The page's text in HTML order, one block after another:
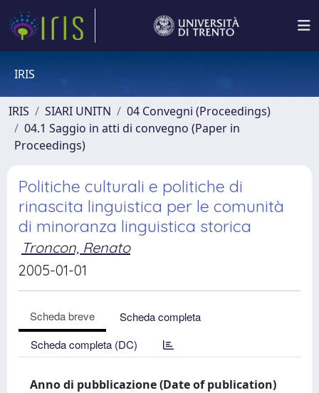
IRIS
IRIS SIARI UNITN
04 Convegni (Proceedings)
04.1 Saggio in atti di convegno (Paper in
Proceedings)
Politiche culturali e politiche di
rinascita linguistica per le comunità
di minoranza linguistica storica
Troncon, Renato
2005-01-01
Scheda breve
Scheda completa
Scheda completa (DC)
Anno di pubblicazione (Date of publication)